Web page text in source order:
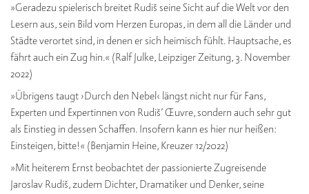
»Geradezu spielerisch breitet Rudiš seine Sicht auf die Welt vor den
Lesern aus, sein Bild vom Herzen Europas, in dem all die Länder und
Städte verortet sind, in denen er sich heimisch fühlt. Hauptsache, es
fährt auch ein Zug hin.« (Ralf Julke, Leipziger Zeitung, 3. November
2022)
»Übrigens taugt ›Durch den Nebel‹ längst nicht nur für Fans,
Experten und Expertinnen von Rudiš’ Œuvre, sondern auch sehr gut
als Einstieg in dessen Schaffen. Insofern kann es hier nur heißen:
Einsteigen, bitte!« (Benjamin Heine, Kreuzer 12/2022)
»Mit heiterem Ernst beobachtet der passionierte Zugreisende
Jaroslav Rudiš, zudem Dichter, Dramatiker und Denker, seine